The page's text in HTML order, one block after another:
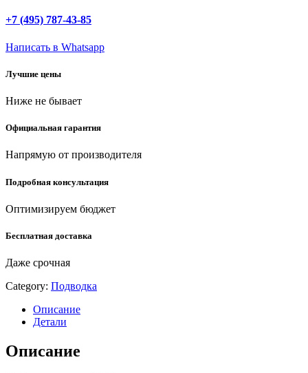
гайка-
штуцер,
подводка
смесителей
укороченным
(51002-
quantity
+7 (495) 787-43-85
Написать в Whatsapp
Лучшие цены
Ниже не бывает
Официальная гарантия
Напрямую от производителя
Подробная консультация
Оптимизируем бюджет
Бесплатная доставка
Даже срочная
Category: Подводка
Описание
Детали
Описание